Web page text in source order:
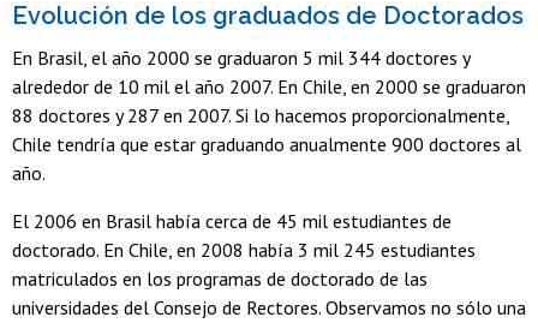
Evolución de los graduados de Doctorados
En Brasil, el año 2000 se graduaron 5 mil 344 doctores y
alrededor de 10 mil el año 2007. En Chile, en 2000 se graduaron
88 doctores y 287 en 2007. Si lo hacemos proporcionalmente,
Chile tendría que estar graduando anualmente 900 doctores al
año.
El 2006 en Brasil había cerca de 45 mil estudiantes de
doctorado. En Chile, en 2008 había 3 mil 245 estudiantes
matriculados en los programas de doctorado de las
universidades del Consejo de Rectores. Observamos no sólo una